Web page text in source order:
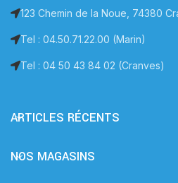
123 Chemin de la Noue, 74380
Tel : 04.50.71.22.00 (Marin)
Tel : 04 50 43 84 02 (Cranves)
ARTICLES RÉCENTS
NOS MAGASINS